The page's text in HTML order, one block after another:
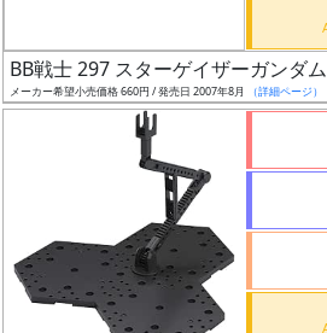
ー
タ
ー
品
（β）
BB戦士 297 スターゲイザーガンダム
メーカー希望小売価格 660円 / 発売日 2007年8月 （詳細ページ）